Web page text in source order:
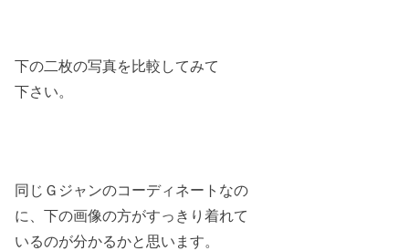
下の二枚の写真を比較してみて
下さい。
同じＧジャンのコーディネートなの
に、下の画像の方がすっきり着れて
いるのが分かるかと思います。